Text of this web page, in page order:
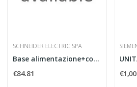
SCHNEIDER ELECTRIC SPA
Base alimentazione+coperchio 110..240VAC
€84.81